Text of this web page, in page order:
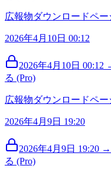
広報物ダウンロードペ
2026年4月10日 00:12
2026年4月10日 00:12
る (Pro)
広報物ダウンロードペ
2026年4月9日 19:20
2026年4月9日 19:20
る (Pro)